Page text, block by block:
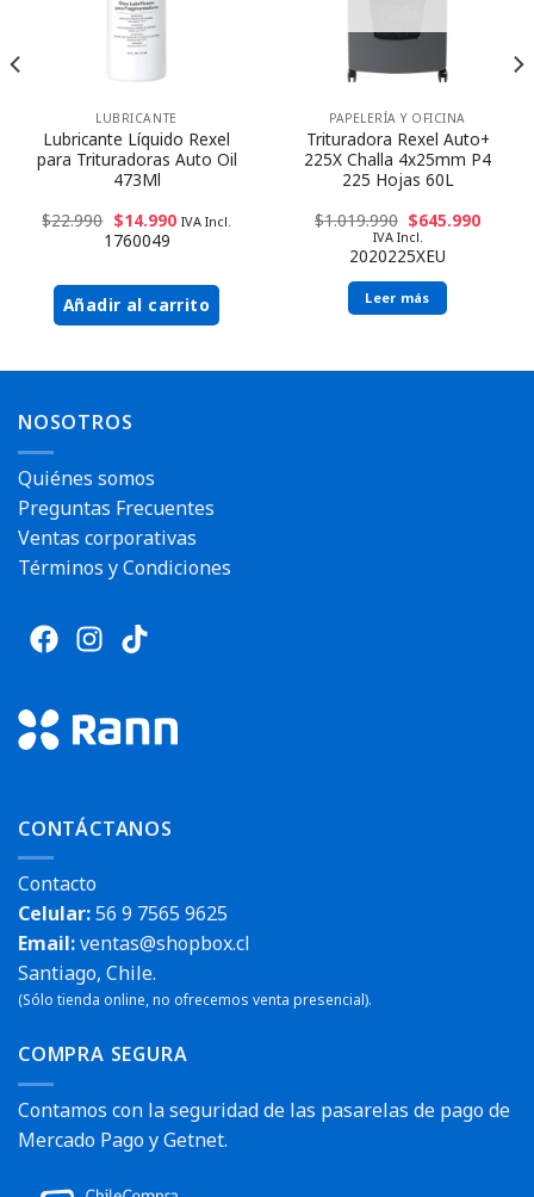
LUBRICANTE
Lubricante Líquido Rexel
para Trituradoras Auto Oil
473Ml
$22.990 $14.990 IVA Incl.
1760049
Añadir al carrito
PAPELERÍA Y OFICINA
Trituradora Rexel Auto+
225X Challa 4x25mm P4
225 Hojas 60L
$1.019.990 $645.990
IVA Incl.
2020225XEU
Leer más
NOSOTROS
Quiénes somos
Preguntas Frecuentes
Ventas corporativas
Términos y Condiciones
CONTÁCTANOS
Contacto
Celular:56 9 7565 9625
Email:ventas@shopbox.cl
Santiago, Chile.
(Sólo tienda online, no ofrecemos venta presencial).
COMPRA SEGURA
Contamos con la seguridad de las pasarelas de pago de
Mercado Pago y Getnet.